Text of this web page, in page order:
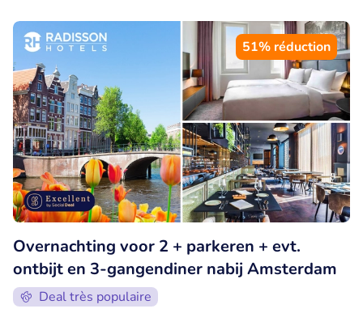
51% réduction
Overnachting voor 2 + parkeren + evt.
ontbijt en 3-gangendiner nabij Amsterdam
Deal très populaire